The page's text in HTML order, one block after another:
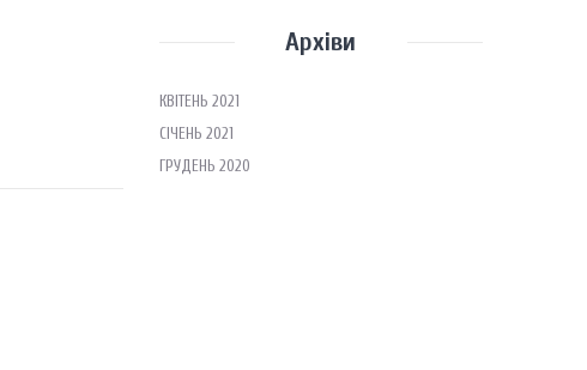
Архіви
КВІТЕНЬ 2021
СІЧЕНЬ 2021
ГРУДЕНЬ 2020